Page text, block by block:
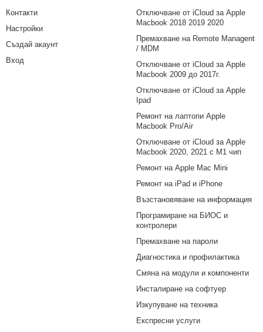
Контакти
Настройки
Създай акаунт
Вход
Отключване от iCloud за Apple
Macbook 2018 2019 2020
Премахване на Remote Managent
/ MDM
Отключване от iCloud за Apple
Macbook 2009 до 2017г.
Отключване от iCloud за Apple
Ipad
Ремонт на лаптопи Apple
Macbook Pro/Air
Отключване от iCloud за Apple
Macbook 2020, 2021 с M1 чип
Ремонт на Apple Mac Mini
Ремонт на iPad и iPhone
Възстановяване на информация
Програмиране на БИОС и
контролери
Премахване на пароли
Диагностика и профилактика
Смяна на модули и компоненти
Инсталиране на софтуер
Изкупуване на техника
Експресни услуги